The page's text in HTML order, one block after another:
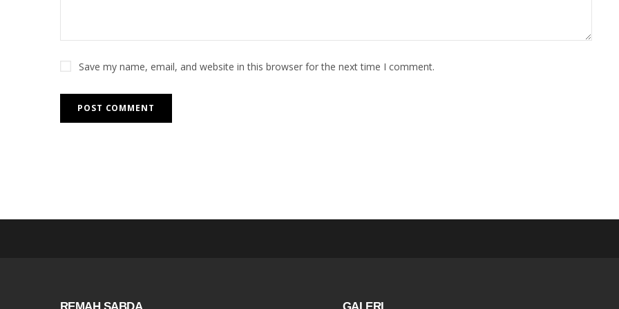
Save my name, email, and website in this browser for the next time I comment.
REMAH SABDA GALERI